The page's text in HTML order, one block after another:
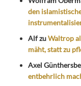
den
AlfzuWaltrop
mäht, statt zu
Axel
entbehrlich